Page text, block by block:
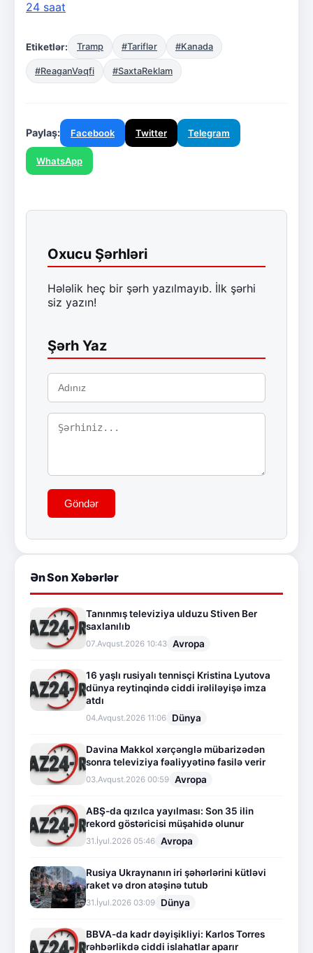
24 saat
Etiketlər: Tramp #Tariflər #Kanada
#ReaganVəqfi #SaxtaReklam
Paylaş: Facebook Twitter Telegram
WhatsApp
Oxucu Şərhləri
Hələlik heç bir şərh yazılmayıb. İlk şərhi
siz yazın!
Şərh Yaz
Göndər
Ən Son Xəbərlər
Tanınmış televiziya ulduzu Stiven Ber
saxlanılıb
07.Avqust.2026 10:43 Avropa
16 yaşlı rusiyalı tennisçi Kristina Lyutova
dünya reytinqində ciddi irəliləyişə imza
atdı
04.Avqust.2026 11:06 Dünya
Davina Makkol xərçənglə mübarizədən
sonra televiziya fəaliyyətinə fasilə verir
03.Avqust.2026 00:59 Avropa
ABŞ-da qızılca yayılması: Son 35 ilin
rekord göstəricisi müşahidə olunur
31.İyul.2026 05:46 Avropa
Rusiya Ukraynanın iri şəhərlərini kütləvi
raket və dron atəşinə tutub
31.İyul.2026 03:09 Dünya
BBVA-da kadr dəyişikliyi: Karlos Torres
rəhbərlikdə ciddi islahatlar aparır